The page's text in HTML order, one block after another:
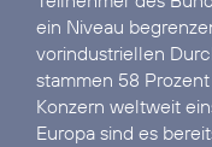
ein Niveau
vorindustriellen
stammen 58
Konzern weltweit
Europa sind es